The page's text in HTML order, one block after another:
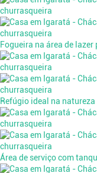
Fogueira na área de
Refúgio ideal na
Área de serviço com